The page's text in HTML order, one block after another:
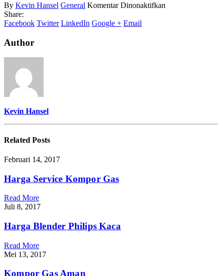
By Kevin Hansel General Komentar Dinonaktifkan
Share:
Facebook Twitter LinkedIn Google + Email
Author
Kevin Hansel
RelatedPosts
Februari 14, 2017
Harga Service Kompor Gas
Read More
Juli 8, 2017
Harga Blender Philips Kaca
Read More
Mei 13, 2017
Kompor Gas Aman